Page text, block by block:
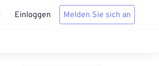
Einloggen Melden Sie sich an